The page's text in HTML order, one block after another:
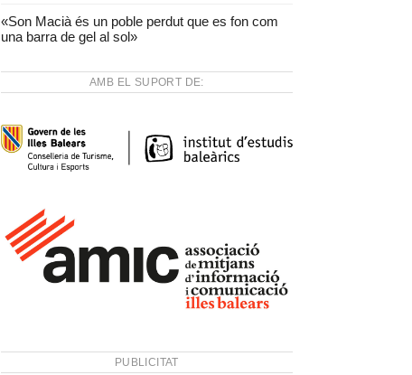
«Son Macià és un poble perdut que es fon com
una barra de gel al sol»
AMB EL SUPORT DE:
PUBLICITAT